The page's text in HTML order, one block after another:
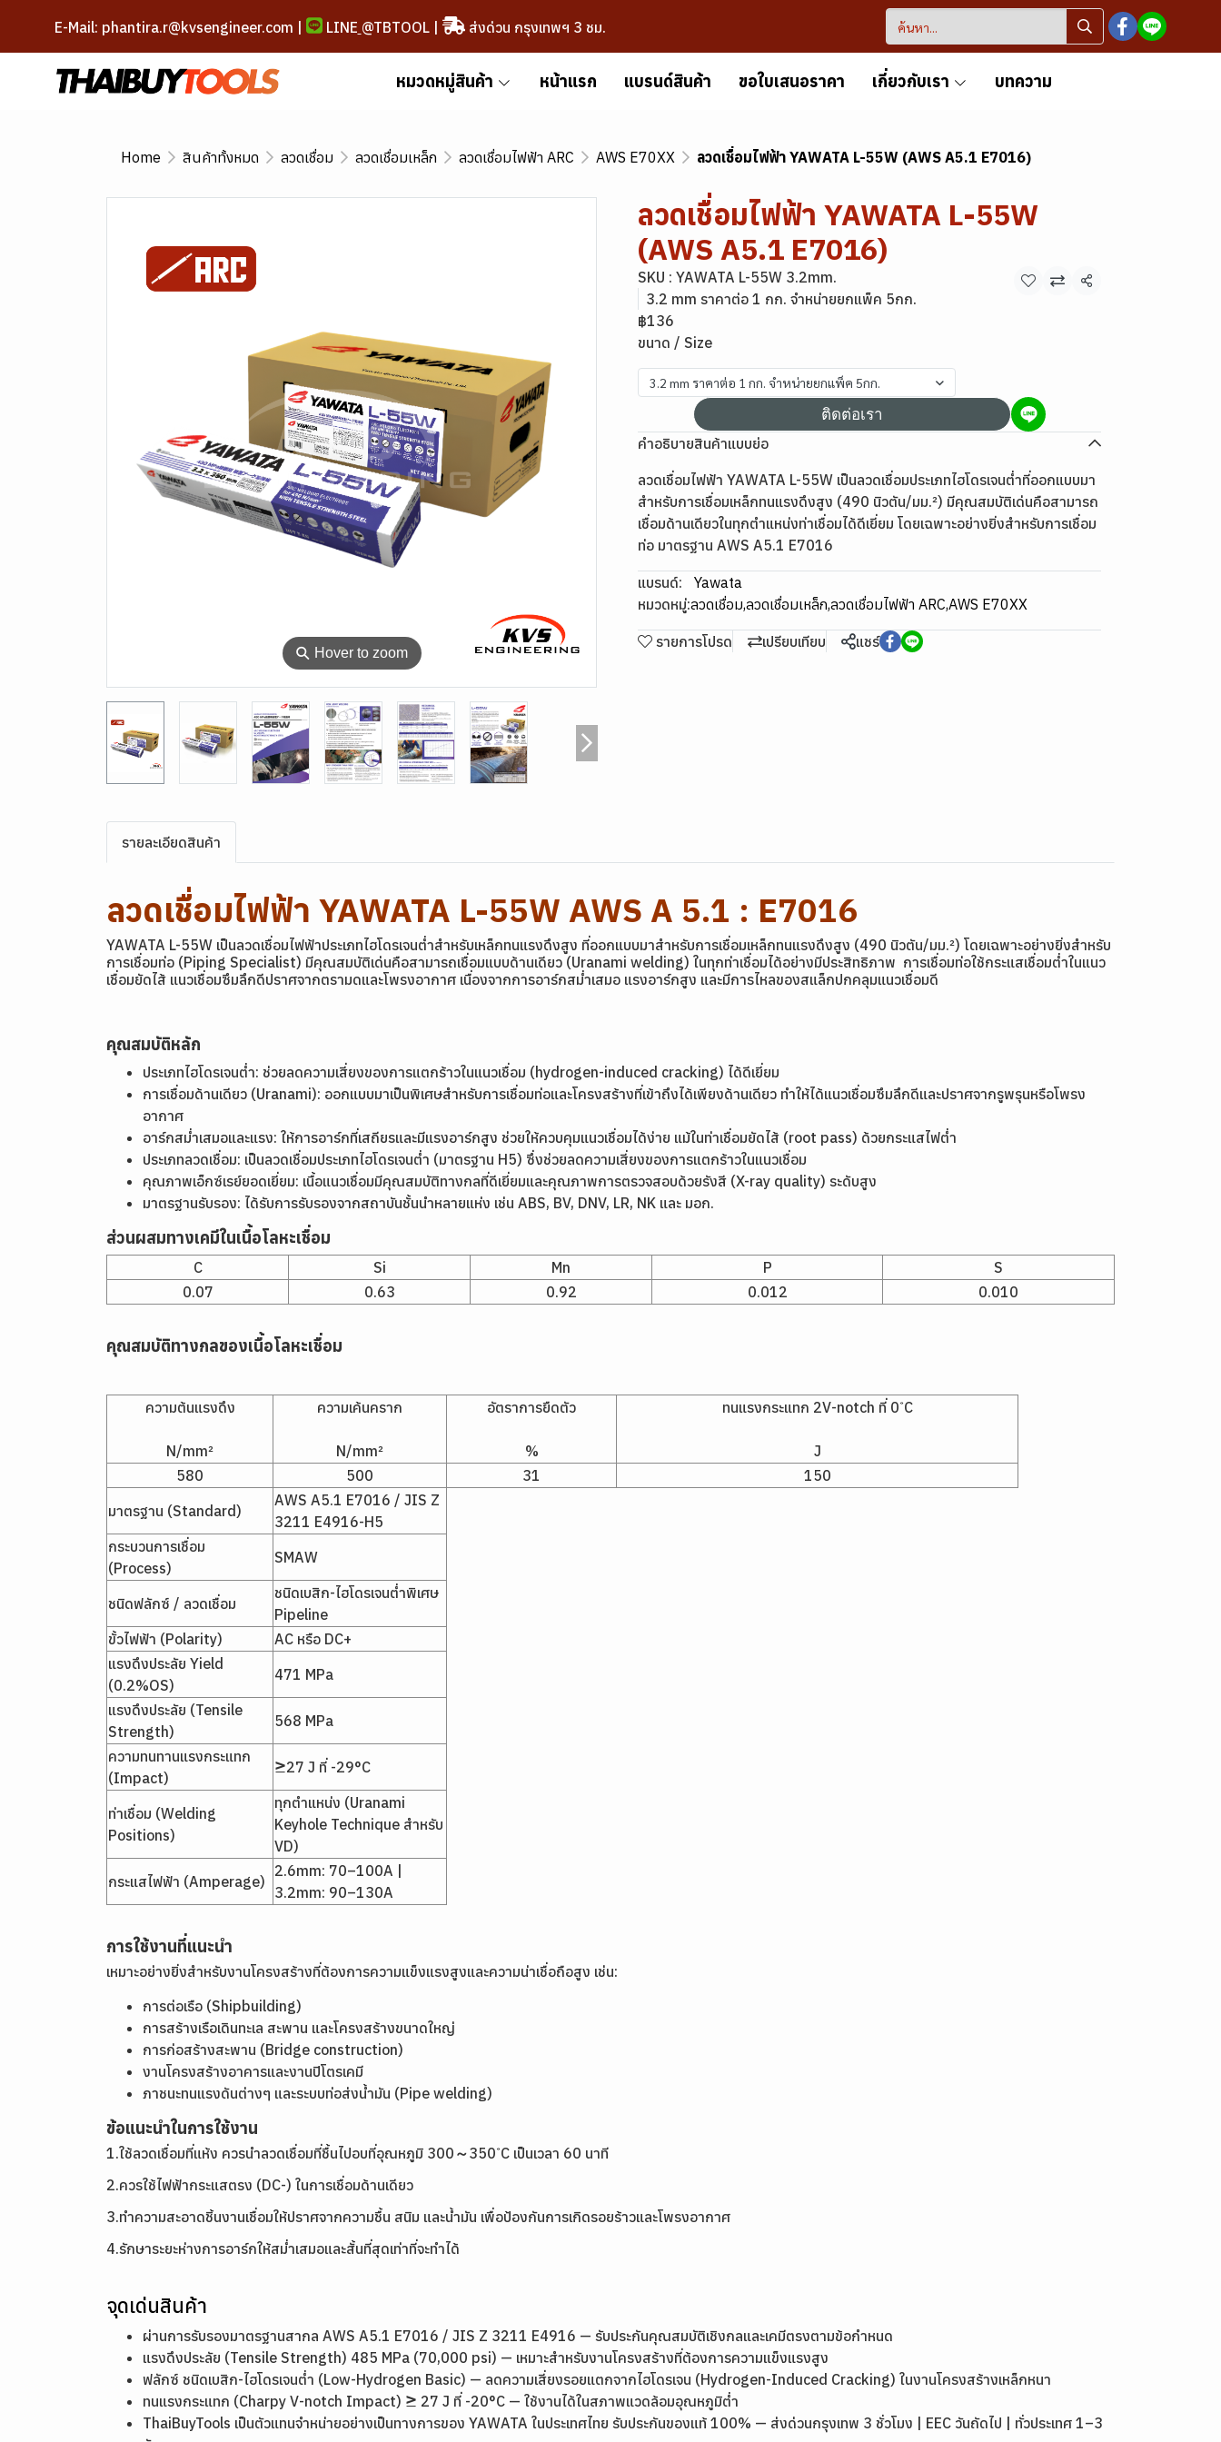
E-Mail: phantira.r@kvsengineer.com | LINE @TBTOOL| ส่งด่วน กรุงเทพฯ 3 ชม.
หมวดหมู่สินค้า หน้าแรก แบรนด์สินค้า ขอใบเสนอราคา เกี่ยวกับเรา บทความ
Home สินค้าทั้งหมด ลวดเชื่อม ลวดเชื่อมเหล็ก ลวดเชื่อมไฟฟ้า ARC AWS E70XX ลวดเชื่อมไฟฟ้า YAWATA L-55W (AWS A5.1 E7016)
⚲ Hover to zoom
ลวดเชื่อมไฟฟ้า YAWATA L-55W
(AWS A5.1 E7016)
SKU : YAWATA L-55W 3.2mm.
3.2 mm ราคาต่อ 1 กก. จำหน่ายยกแพ็ค 5กก.
แชร์
฿136
ขนาด / Size
3.2 mm ราคาต่อ 1 กก. จำหน่ายยกแพ็ค 5กก.
ติดต่อเรา
คำอธิบายสินค้าแบบย่อ
ลวดเชื่อมไฟฟ้า YAWATA L-55W เป็นลวดเชื่อมประเภทไฮโดรเจนต่ำที่ออกแบบมา
สำหรับการเชื่อมเหล็กทนแรงดึงสูง (490 นิวตัน/มม.²) มีคุณสมบัติเด่นคือสามารถ
เชื่อมด้านเดียวในทุกตำแหน่งท่าเชื่อมได้ดีเยี่ยม โดยเฉพาะอย่างยิ่งสำหรับการเชื่อม
ท่อ มาตรฐาน AWS A5.1 E7016
แบรนด์:
Yawata
หมวดหมู่:ลวดเชื่อม,ลวดเชื่อมเหล็ก,ลวดเชื่อมไฟฟ้า ARC,AWS E70XX
รายการโปรด เปรียบเทียบ แชร์
รายละเอียดสินค้า
ลวดเชื่อมไฟฟ้า YAWATA L-55W AWS A 5.1 : E7016
YAWATA L-55W เป็นลวดเชื่อมไฟฟ้าประเภทไฮโดรเจนต่ำสำหรับเหล็กทนแรงดึงสูง ที่ออกแบบมาสำหรับการเชื่อมเหล็กทนแรงดึงสูง (490 นิวตัน/มม.²) โดยเฉพาะอย่างยิ่งสำหรับ
การเชื่อมท่อ (Piping Specialist) มีคุณสมบัติเด่นคือสามารถเชื่อมแบบด้านเดียว (Uranami welding) ในทุกท่าเชื่อมได้อย่างมีประสิทธิภาพ การเชื่อมท่อใช้กระแสเชื่อมต่ำในแนว
เชื่อมยัดไส้ แนวเชื่อมซึมลึกดีปราศจากตรามดและโพรงอากาศ เนื่องจากการอาร์กสม่ำเสมอ แรงอาร์กสูง และมีการไหลของสแล็กปกคลุมแนวเชื่อมดี
คุณสมบัติหลัก
ประเภทไฮโดรเจนต่ำ: ช่วยลดความเสี่ยงของการแตกร้าวในแนวเชื่อม (hydrogen-induced cracking) ได้ดีเยี่ยม
การเชื่อมด้านเดียว (Uranami): ออกแบบมาเป็นพิเศษสำหรับการเชื่อมท่อและโครงสร้างที่เข้าถึงได้เพียงด้านเดียว ทำให้ได้แนวเชื่อมซึมลึกดีและปราศจากรูพรุนหรือโพรง
อากาศ
อาร์กสม่ำเสมอและแรง: ให้การอาร์กที่เสถียรและมีแรงอาร์กสูง ช่วยให้ควบคุมแนวเชื่อมได้ง่าย แม้ในท่าเชื่อมยัดไส้ (root pass) ด้วยกระแสไฟต่ำ
ประเภทลวดเชื่อม: เป็นลวดเชื่อมประเภทไฮโดรเจนต่ำ (มาตรฐาน H5) ซึ่งช่วยลดความเสี่ยงของการแตกร้าวในแนวเชื่อม
คุณภาพเอ็กซ์เรย์ยอดเยี่ยม: เนื้อแนวเชื่อมมีคุณสมบัติทางกลที่ดีเยี่ยมและคุณภาพการตรวจสอบด้วยรังสี (X-ray quality) ระดับสูง
มาตรฐานรับรอง: ได้รับการรับรองจากสถาบันชั้นนำหลายแห่ง เช่น ABS, BV, DNV, LR, NK และ มอก.
ส่วนผสมทางเคมีในเนื้อโลหะเชื่อม
C Si Mn P
S
0.07
0.63 0.92 0.012 0.010
คุณสมบัติทางกลของเนื้อโลหะเชื่อม
ความต้นแรงดึง
N/mm²
ความเค้นคราก
N/mm²
อัตราการยืดตัว
%
ทนแรงกระแทก 2V-notch ที่ 0 ํC
J
580
500 31
150
มาตรฐาน (Standard)
AWS A5.1 E7016 / JIS Z
3211 E4916-H5
กระบวนการเชื่อม
(Process)
SMAW
ชนิดฟลักซ์ / ลวดเชื่อม
ชนิดเบสิก-ไฮโดรเจนต่ำพิเศษ
Pipeline
ขั้วไฟฟ้า (Polarity)
AC หรือ DC+
แรงดึงประลัย Yield
(0.2%OS)
471 MPa
แรงดึงประลัย (Tensile
Strength)
568 MPa
ความทนทานแรงกระแทก
(Impact)
≥27 J ที่ -29°C
ท่าเชื่อม (Welding
Positions)
ทุกตำแหน่ง (Uranami
Keyhole Technique สำหรับ
VD)
กระแสไฟฟ้า (Amperage)
2.6mm: 70–100A |
3.2mm: 90–130A
การใช้งานที่แนะนำ
เหมาะอย่างยิ่งสำหรับงานโครงสร้างที่ต้องการความแข็งแรงสูงและความน่าเชื่อถือสูง เช่น:
การต่อเรือ (Shipbuilding)
การสร้างเรือเดินทะเล สะพาน และโครงสร้างขนาดใหญ่
การก่อสร้างสะพาน (Bridge construction)
งานโครงสร้างอาคารและงานปิโตรเคมี
ภาชนะทนแรงดันต่างๆ และระบบท่อส่งน้ำมัน (Pipe welding)
ข้อแนะนำในการใช้งาน
1.ใช้ลวดเชื่อมที่แห้ง ควรนำลวดเชื่อมที่ชื้นไปอบที่อุณหภูมิ 300～350 ํC เป็นเวลา 60 นาที
2.ควรใช้ไฟฟ้ากระแสตรง (DC-) ในการเชื่อมด้านเดียว
3.ทำความสะอาดชิ้นงานเชื่อมให้ปราศจากความชื้น สนิม และน้ำมัน เพื่อป้องกันการเกิดรอยร้าวและโพรงอากาศ
4.รักษาระยะห่างการอาร์กให้สม่ำเสมอและสั้นที่สุดเท่าที่จะทำได้
จุดเด่นสินค้า
ผ่านการรับรองมาตรฐานสากล AWS A5.1 E7016 / JIS Z 3211 E4916 — รับประกันคุณสมบัติเชิงกลและเคมีตรงตามข้อกำหนด
แรงดึงประลัย (Tensile Strength) 485 MPa (70,000 psi) — เหมาะสำหรับงานโครงสร้างที่ต้องการความแข็งแรงสูง
ฟลักซ์ ชนิดเบสิก-ไฮโดรเจนต่ำ (Low-Hydrogen Basic) — ลดความเสี่ยงรอยแตกจากไฮโดรเจน (Hydrogen-Induced Cracking) ในงานโครงสร้างเหล็กหนา
ทนแรงกระแทก (Charpy V-notch Impact) ≥ 27 J ที่ -20°C — ใช้งานได้ในสภาพแวดล้อมอุณหภูมิต่ำ
ThaiBuyTools เป็นตัวแทนจำหน่ายอย่างเป็นทางการของ YAWATA ในประเทศไทย รับประกันของแท้ 100% — ส่งด่วนกรุงเทพ 3 ชั่วโมง | EEC วันถัดไป | ทั่วประเทศ 1–3